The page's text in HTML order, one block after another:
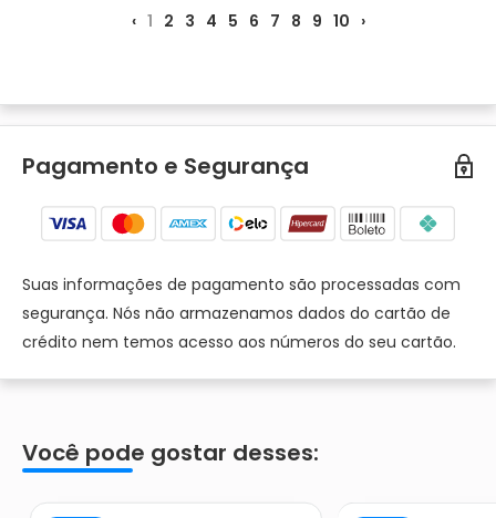
‹ 1 2 3 4 5 6 7 8 9 10 ›
Pagamento e Segurança
Suas informações de pagamento são processadas com
segurança. Nós não armazenamos dados do cartão de
crédito nem temos acesso aos números do seu cartão.
Você pode gostar desses: